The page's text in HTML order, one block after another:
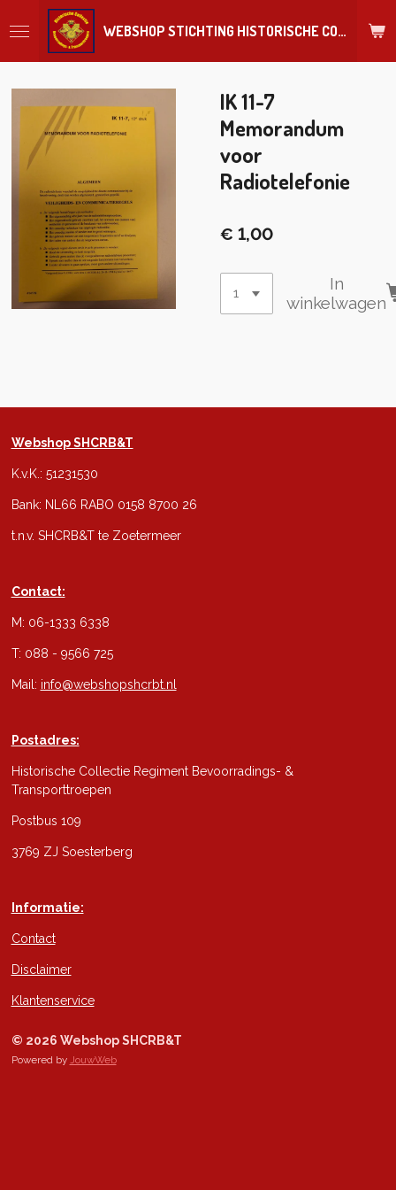
direct
WEBSHOP STICHTING HISTORISCHE COLLECTIE REGIMENT
IK 11-7
Memorandum
voor
Radiotelefonie
€ 1,00
In
winkelwagen
Webshop SHCRB&T
K.v.K.: 51231530
Bank: NL66 RABO 0158 8700 26
t.n.v. SHCRB&T te Zoetermeer
Contact:
M: 06-1333 6338
T: 088 - 9566 725
Mail: info@webshopshcrbt.nl
Postadres:
Historische Collectie Regiment Bevoorradings- &
Transporttroepen
Postbus 109
3769 ZJ Soesterberg
Informatie:
Contact
Disclaimer
Klantenservice
© 2026 Webshop SHCRB&T
Powered by JouwWeb